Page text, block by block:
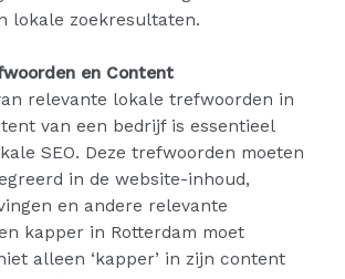
lokale zoekresultaten.
en Content
relevante lokale trefwoorden in
van een bedrijf is essentieel
SEO. Deze trefwoorden moeten
in de website-inhoud,
en andere relevante
kapper in Rotterdam moet
alleen ‘kapper’ in zijn content